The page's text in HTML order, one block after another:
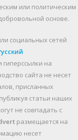
или политическим
основе.
социальных сетей
на
сайта не несет
присланных
статьи наших
не совпадать с
размещается на
несет